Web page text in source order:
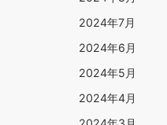
2024年7月
2024年6月
2024年5月
2024年4月